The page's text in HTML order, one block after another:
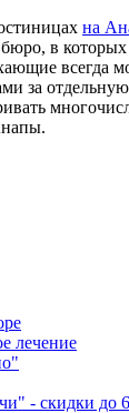
на
в которых
всегда
за
лечение
- скидки до